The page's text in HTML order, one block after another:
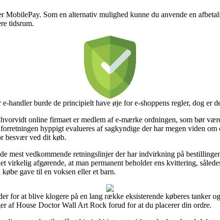
MobilePay. Som en alternativ mulighed kunne du anvende en
tidsrum.
handler burde de principielt have øje for e-shoppens regler, dog er
online firmaet er medlem af e-mærke ordningen, som bør
hyppigt evalueres af sagkyndige der har megen viden
besvær ved dit køb.
mest vedkommende retningslinjer der har indvirkning på
virkelig afgørende, at man permanent beholder ens kvittering,
gave til en voksen eller et barn.
for at blive klogere på en lang række eksisterende køberes tanker
af House Doctor Wall Art Rock forud for at du placerer din ordre.